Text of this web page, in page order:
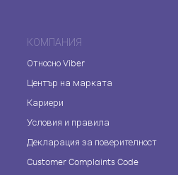
КОМПАНИЯ
Относно Viber
Център на марката
Кариери
Условия и правила
Декларация за поверителност
Customer Complaints Code